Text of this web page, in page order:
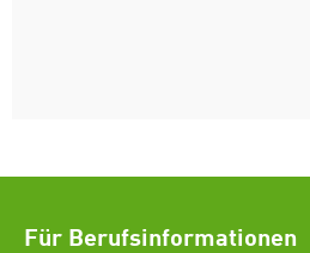
Für Berufsinformationen